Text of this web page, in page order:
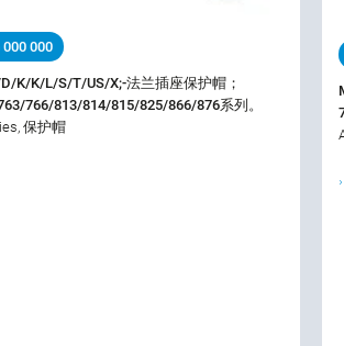
000 000
K/K/L/S/T/US/X;-法兰插座保护帽；
766/813/814/815/825/866/876系列。
保护帽